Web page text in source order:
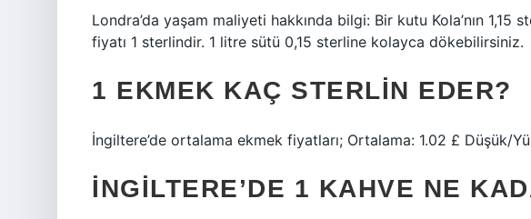
Londra’da yaşam maliyeti hakkında bilgi: Bir kutu Kola’nın
fiyatı 1 sterlindir. 1 litre sütü 0,15 sterline kolayca dökebilirsiniz.
1 EKMEK KAÇ STERLIN EDER?
İngiltere’de ortalama ekmek fiyatları; Ortalama: 1.02 £ Düşük/
İNGILTERE’DE 1 KAHVE NE